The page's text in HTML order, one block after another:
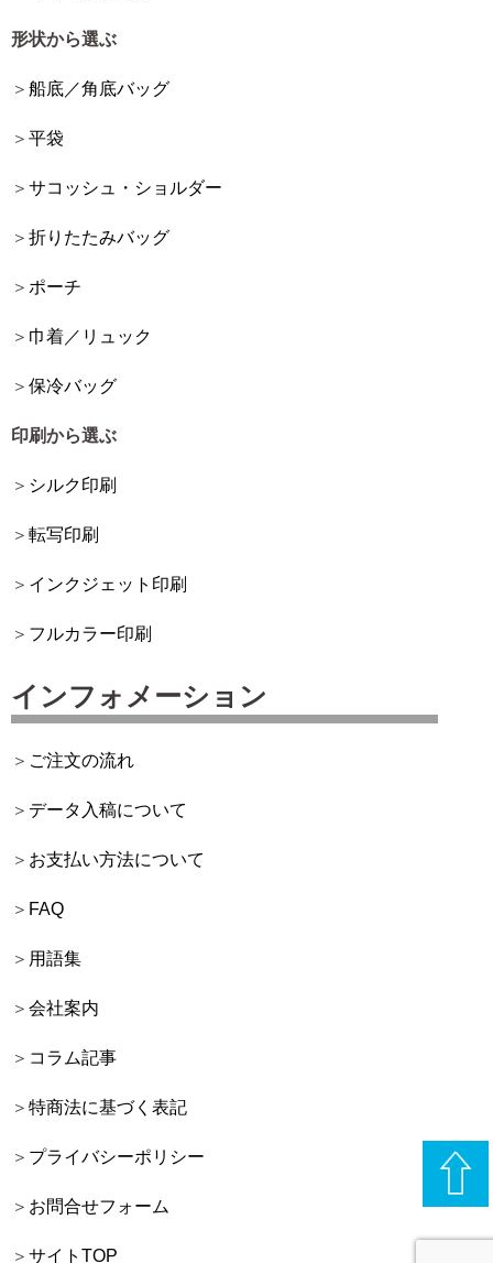
形状から選ぶ
船底／角底バッグ
平袋
サコッシュ・ショルダー
折りたたみバッグ
ポーチ
巾着／リュック
保冷バッグ
印刷から選ぶ
シルク印刷
転写印刷
インクジェット印刷
フルカラー印刷
インフォメーション
ご注文の流れ
データ入稿について
お支払い方法について
FAQ
用語集
会社案内
コラム記事
特商法に基づく表記
プライバシーポリシー
お問合せフォーム
サイトTOP